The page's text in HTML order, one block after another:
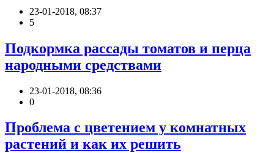
23-01-2018, 08:37
5
Подкормка рассады томатов и перца
народными средствами
23-01-2018, 08:36
0
Проблема с цветением у комнатных
растений и как их решить